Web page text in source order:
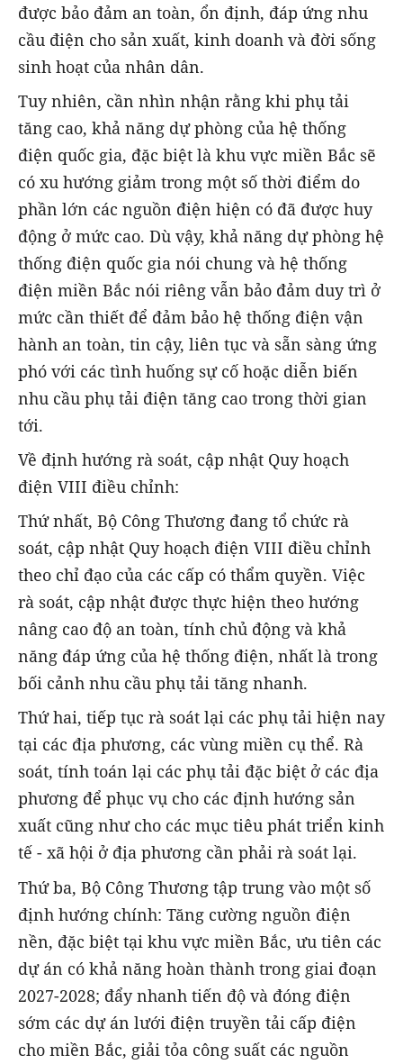
được bảo đảm an toàn, ổn định, đáp ứng nhu
cầu điện cho sản xuất, kinh doanh và đời sống
sinh hoạt của nhân dân.
Tuy nhiên, cần nhìn nhận rằng khi phụ tải
tăng cao, khả năng dự phòng của hệ thống
điện quốc gia, đặc biệt là khu vực miền Bắc sẽ
có xu hướng giảm trong một số thời điểm do
phần lớn các nguồn điện hiện có đã được huy
động ở mức cao. Dù vậy, khả năng dự phòng hệ
thống điện quốc gia nói chung và hệ thống
điện miền Bắc nói riêng vẫn bảo đảm duy trì ở
mức cần thiết để đảm bảo hệ thống điện vận
hành an toàn, tin cậy, liên tục và sẵn sàng ứng
phó với các tình huống sự cố hoặc diễn biến
nhu cầu phụ tải điện tăng cao trong thời gian
tới.
Về định hướng rà soát, cập nhật Quy hoạch
điện VIII điều chỉnh:
Thứ nhất, Bộ Công Thương đang tổ chức rà
soát, cập nhật Quy hoạch điện VIII điều chỉnh
theo chỉ đạo của các cấp có thẩm quyền. Việc
rà soát, cập nhật được thực hiện theo hướng
nâng cao độ an toàn, tính chủ động và khả
năng đáp ứng của hệ thống điện, nhất là trong
bối cảnh nhu cầu phụ tải tăng nhanh.
Thứ hai, tiếp tục rà soát lại các phụ tải hiện nay
tại các địa phương, các vùng miền cụ thể. Rà
soát, tính toán lại các phụ tải đặc biệt ở các địa
phương để phục vụ cho các định hướng sản
xuất cũng như cho các mục tiêu phát triển kinh
tế - xã hội ở địa phương cần phải rà soát lại.
Thứ ba, Bộ Công Thương tập trung vào một số
định hướng chính: Tăng cường nguồn điện
nền, đặc biệt tại khu vực miền Bắc, ưu tiên các
dự án có khả năng hoàn thành trong giai đoạn
2027-2028; đẩy nhanh tiến độ và đóng điện
sớm các dự án lưới điện truyền tải cấp điện
cho miền Bắc, giải tỏa công suất các nguồn